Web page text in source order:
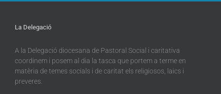
La Delegació
A la Delegació diocesana de Pastoral Social i caritativa
coordinem i posem al dia la tasca que portem a terme en
matèria de temes socials i de caritat els religiosos, laics i
preveres.